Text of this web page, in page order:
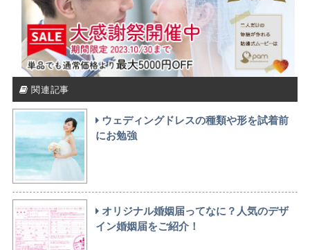
関連記事
ウェディングドレスの種類や形を試着前
にお勉強
オリジナル婚姻届ってなに？人気のデザ
イン婚姻届をご紹介！